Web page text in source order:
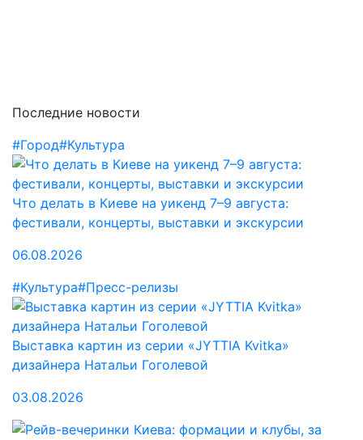
Последние новости
#Город#Культура
Что делать в Киеве на уикенд 7–9 августа:
фестивали, концерты, выставки и экскурсии
06.08.2026
#Культура#Пресс-релизы
Выставка картин из серии «JYTTIA Kvitka»
дизайнера Натальи Гоголевой
03.08.2026